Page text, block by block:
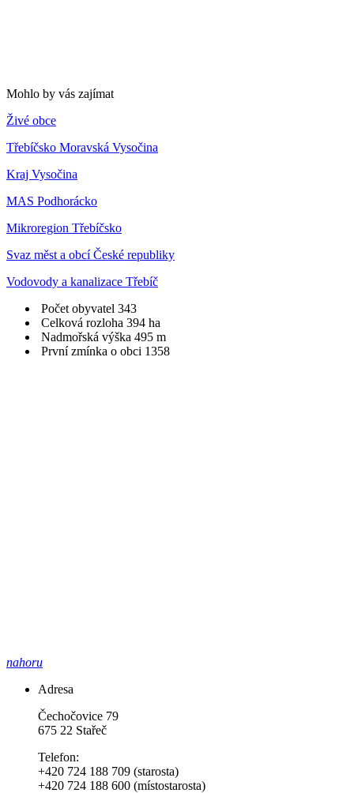
Mohlo by vás zajímat
Živé obce
Třebíčsko Moravská Vysočina
Kraj Vysočina
MAS Podhorácko
Mikroregion Třebíčsko
Svaz měst a obcí České republiky
Vodovody a kanalizace Třebíč
Počet obyvatel 343
Celková rozloha 394 ha
Nadmořská výška 495 m
První zmínka o obci 1358
nahoru
Adresa
Čechočovice 79
675 22 Stařeč
Telefon:
+420 724 188 709 (starosta)
+420 724 188 600 (místostarosta)